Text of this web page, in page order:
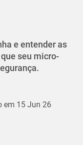
e entender as
seu micro-
em 15 Jun 26